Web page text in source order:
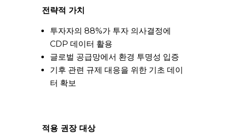
전략적 가치
투자자의 88%가 투자 의사결정에
CDP 데이터 활용
글로벌 공급망에서 환경 투명성 입증
기후 관련 규제 대응을 위한 기초 데이
터 확보
적용 권장 대상